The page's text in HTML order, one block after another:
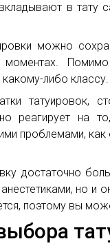
в тату
можно
моментах.
либо классу.
татуировок,
реагирует на
проблемами,
достаточно
но и
поэтому вы